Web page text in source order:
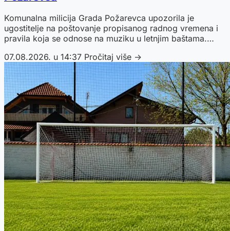
Komunalna milicija Grada Požarevca upozorila je
ugostitelje na poštovanje propisanog radnog vremena i
pravila koja se odnose na muziku u letnjim baštama.
100.000 dinara.
07.08.2026. u 14:37 Pročitaj više →